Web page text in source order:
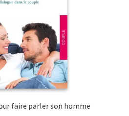
faire parler son homme